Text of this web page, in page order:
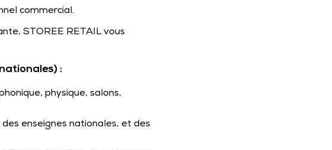
commercial.
STOREE RETAIL vous
:
physique, salons,
enseignes nationales, et des